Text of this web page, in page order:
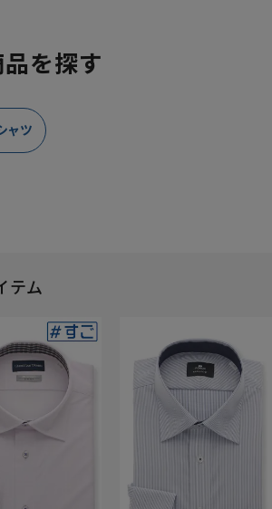
を探す
ャツ
テム